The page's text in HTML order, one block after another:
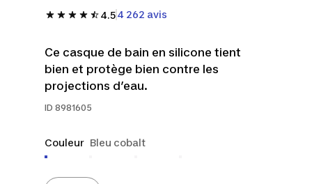
4.54 262 avis
Ce casque de bain en silicone tient
bien et protège bien contre les
projections d’eau.
ID 8981605
Couleur Bleu cobalt